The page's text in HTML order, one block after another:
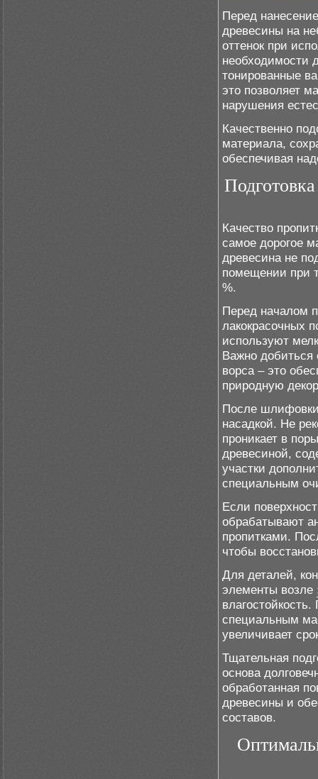
Перед
древесины на
оттенок при
необходимости
тонированные
это позволяет
нарушения
Качественно
материала,
обеспечивая
Качество
самое дорогое
древесина не
помещении при
%.
Перед началом
лакокрасочных
используют
Важно добиться
ворса – это
природную
После
насадкой. Не
проникает в
древесиной,
участки
специальным
Если
обрабатывают
пропитками.
чтобы
Для деталей,
элементы возле
специальным
увеличивает
Тщательная
основа
обработанная
древесины и
составов.